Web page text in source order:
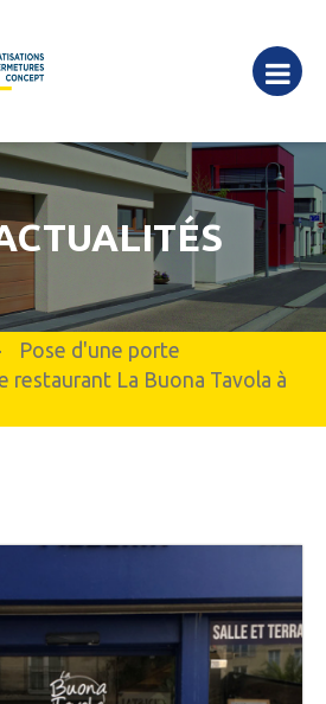
Pose d'une porte
restaurant La Buona Tavola à